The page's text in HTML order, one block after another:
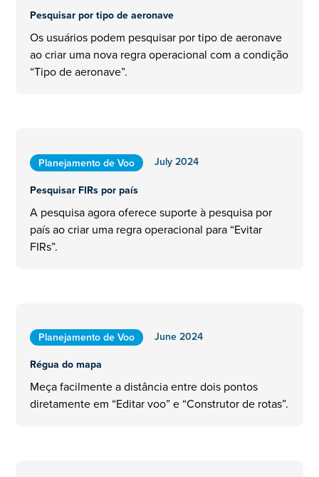
Pesquisar por tipo de aeronave
Os usuários podem pesquisar por tipo de aeronave
ao criar uma nova regra operacional com a condição
“Tipo de aeronave”.
Planejamento de Voo
July 2024
Pesquisar FIRs por país
A pesquisa agora oferece suporte à pesquisa por
país ao criar uma regra operacional para “Evitar
FIRs”.
Planejamento de Voo
June 2024
Régua do mapa
Meça facilmente a distância entre dois pontos
diretamente em “Editar voo” e “Construtor de rotas”.